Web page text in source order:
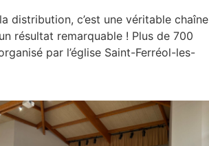
distribution, c’est une véritable chaîne
résultat remarquable ! Plus de 700
par l’église Saint-Ferréol-les-